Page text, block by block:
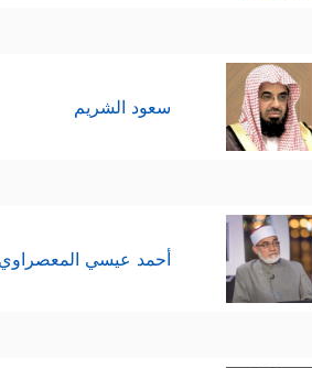
سعود الشريم
أحمد عيسي المعصراوي